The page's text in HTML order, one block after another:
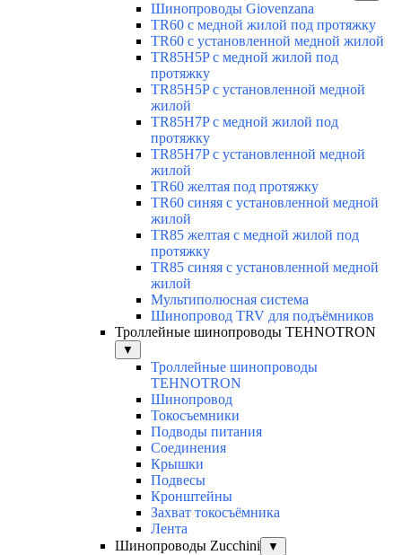
Шинопроводы Giovenzana
TR60 с медной жилой под протяжку
TR60 с установленной медной жилой
TR85H5P с медной жилой под
протяжку
TR85H5P с установленной медной
жилой
TR85H7P с медной жилой под
протяжку
TR85H7P с установленной медной
жилой
TR60 желтая под протяжку
TR60 синяя с установленной медной
жилой
TR85 желтая с медной жилой под
протяжку
TR85 синяя с установленной медной
жилой
Мультиполюсная система
Шинопровод TRV для подъёмников
Троллейные шинопроводы TEHNOTRON
▼
Троллейные шинопроводы
TEHNOTRON
Шинопровод
Токосъемники
Подводы питания
Соединения
Крышки
Подвесы
Кронштейны
Захват токосъёмника
Лента
Шинопроводы Zucchini
▼